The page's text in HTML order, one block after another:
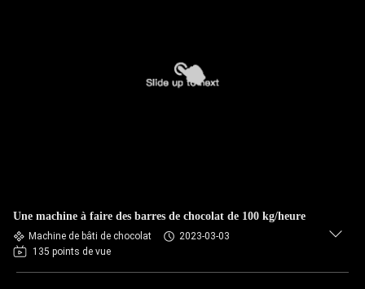
Une machine à faire des barres de chocolat de 100 kg/heure
Machine de bâti de chocolat
2023-03-03
135 points de vue